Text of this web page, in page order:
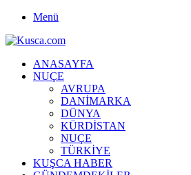
Menü
ANASAYFA
NUÇE
AVRUPA
DANİMARKA
DÜNYA
KÜRDİSTAN
NUÇE
TÜRKİYE
KUŞCA HABER